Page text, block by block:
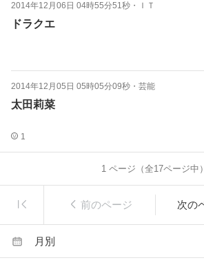
2014年12月06日 04時55分51秒 ・ ＩＴ
ドラクエ
2014年12月05日 05時05分09秒 ・ 芸能
太田莉菜
1
1ページ（全17ページ中）
前のページ 次の
月別